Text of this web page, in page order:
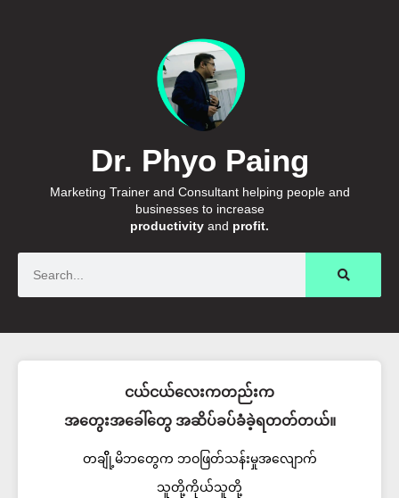
Dr. Phyo Paing
Marketing Trainer and Consultant helping people and
businesses to increase
productivity and profit.
ငယ်ငယ်လေးကတည်းက
အတွေးအခေါ်တွေ အဆိပ်ခပ်ခံခဲ့ရတတ်တယ်။
တချိို့မိဘတွေက ဘဝဖြတ်သန်းမှုအလျောက်
သူတို့ကိုယ်သူတို့